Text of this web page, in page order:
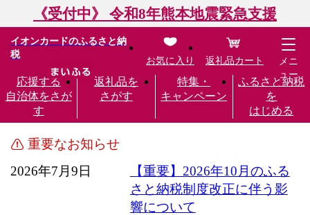
《受付中》 令和8年熊本地震緊急支援
イオンカードのふるさと納
税
応援する
自治体をさが
す
返礼品を
さがす
特集・
キャンペーン
ふるさと納税
を
はじめる
お気に入り 返礼品カート
メニ
ュー
重要なお知らせ
2026年7月9日
【重要】2026年10月のふる
さと納税制度改正に伴う影
響について